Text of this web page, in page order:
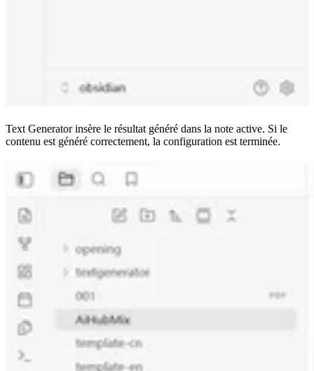
Text Generator insère le résultat généré dans la note active. Si le
contenu est généré correctement, la configuration est terminée.